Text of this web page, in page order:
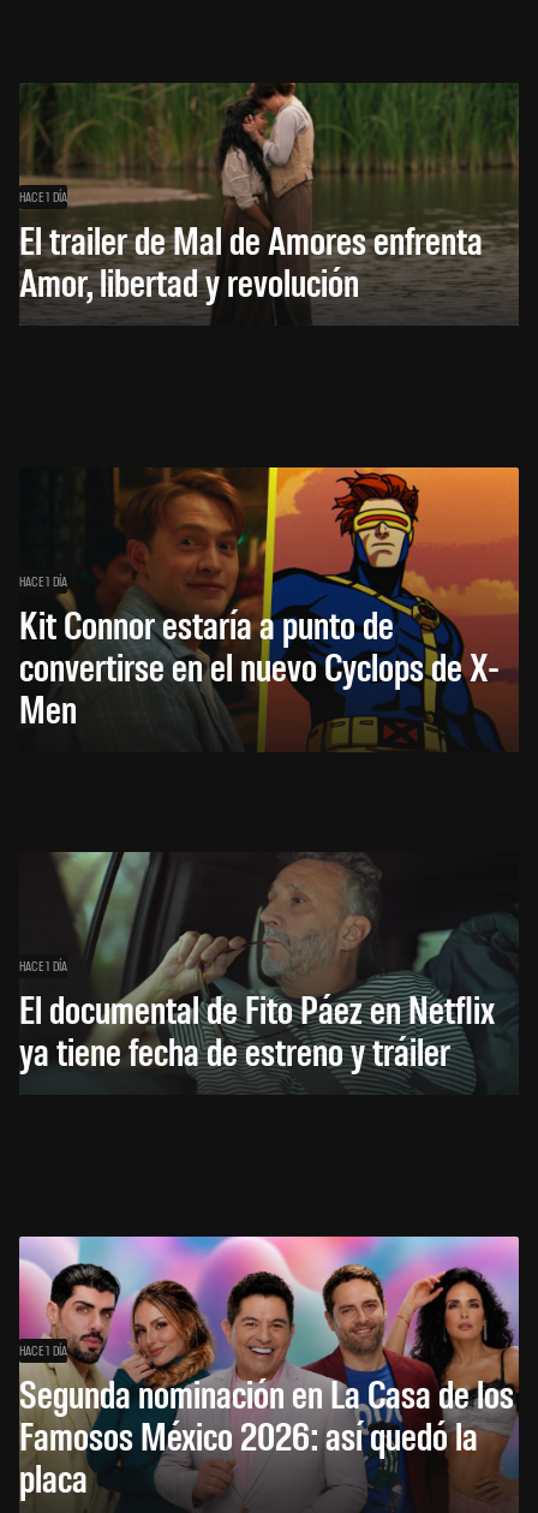
HACE 1 DÍA
El trailer de Mal de Amores enfrenta
Amor, libertad y revolución
HACE 1 DÍA
Kit Connor estaría a punto de
convertirse en el nuevo Cyclops de X-
Men
HACE 1 DÍA
El documental de Fito Páez en Netflix
ya tiene fecha de estreno y tráiler
HACE 1 DÍA
Segunda nominación en La Casa de los
Famosos México 2026: así quedó la
placa